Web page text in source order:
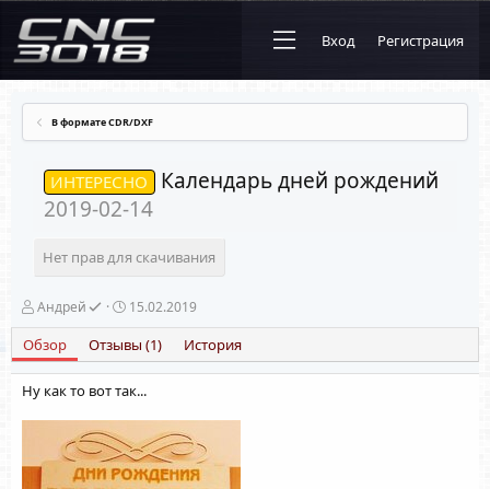
Вход Регистрация
В формате CDR/DXF
ИНТЕРЕСНО
Календарь дней рождений
2019-02-14
Нет прав для скачивания
А
в
т
о
р
Андрей
Д
а
т
а
с
о
а
н
и
15.02.2019
Обзор Отзывы (1) История
Ну как то вот так...